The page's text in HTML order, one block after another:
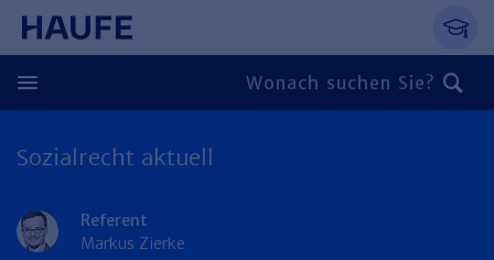
Springe direkt zum Hauptinhalt, zur
Zum Hauptinhalt springen
Zur Navigation springen
Zur Suche springen
Personal
Zurück
Sozialrecht aktuell
Referent
Markus Zierke